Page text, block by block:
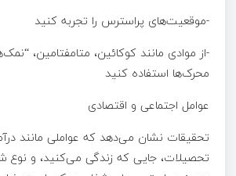
-موقعیت‌های پراسترس را تجربه کنید
-از موادی مانند کوکائین، متامفتامین،
محرک‌ها استفاده کنید
عوامل اجتماعی و اقتصادی
تحقیقات نشان می‌دهد که عواملی مانند
تحصیلات، جایی که زندگی می‌کنید، و نوع